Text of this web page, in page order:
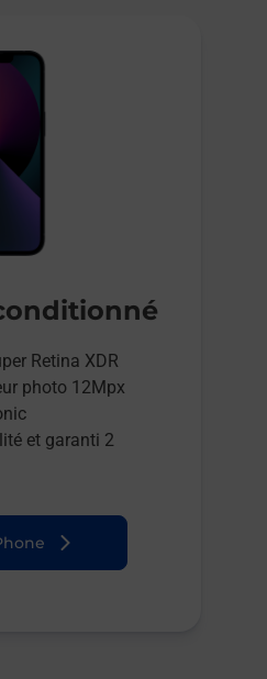
Retina XDR
photo 12Mpx
et garanti 2